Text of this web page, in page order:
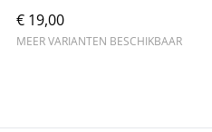
€ 19,00
MEER VARIANTEN BESCHIKBAAR